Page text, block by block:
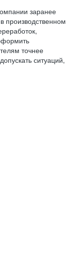
заранее
производственном
точнее
ситуаций,